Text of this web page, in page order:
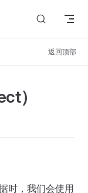
返回顶部
）
时，我们会使用